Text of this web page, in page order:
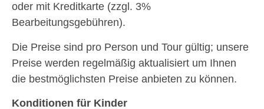
oder mit Kreditkarte (zzgl. 3%
Bearbeitungsgebühren).
Die Preise sind pro Person und Tour gültig; unsere
Preise werden regelmäßig aktualisiert um Ihnen
die bestmöglichsten Preise anbieten zu können.
Konditionen für Kinder